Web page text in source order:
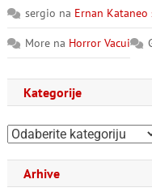
sergio na Ernan Kataneo
Morena Horror Vacui
Kategorije
Kategorije
Arhive